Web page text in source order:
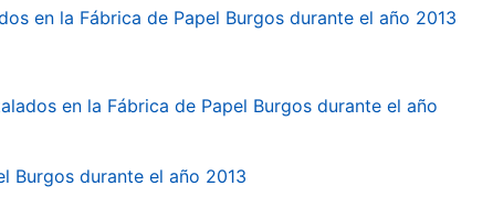
en la Fábrica de Papel Burgos durante el año 2013
en la Fábrica de Papel Burgos durante el año
Burgos durante el año 2013